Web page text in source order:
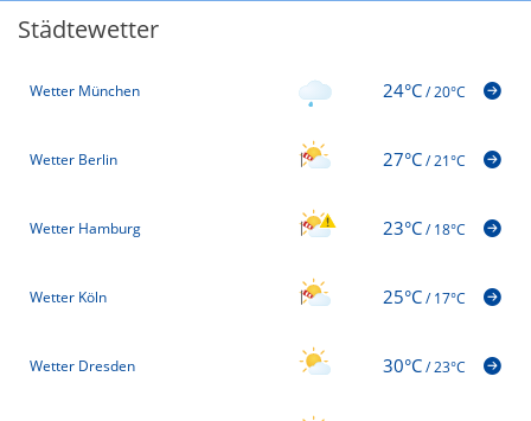
Städtewetter
Wetter München 24°C/20°C
Wetter Berlin 27°C/21°C
Wetter Hamburg 23°C/18°C
Wetter Köln 25°C/17°C
Wetter Dresden 30°C/23°C